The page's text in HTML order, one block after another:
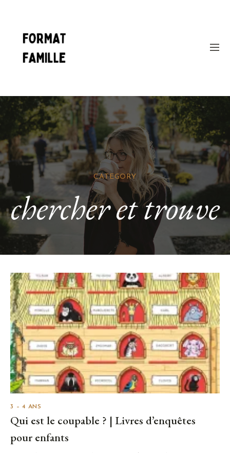
CATEGORY
chercher et trouve
3 – 4 ANS
Qui est le coupable ? | Livres d’enquêtes
pour enfants